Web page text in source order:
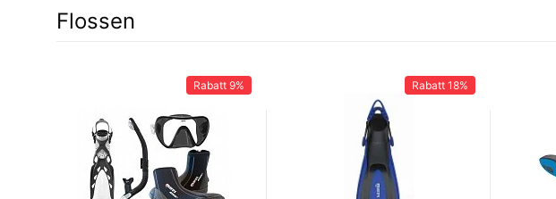
Flossen
Rabatt 9% Rabatt 18%